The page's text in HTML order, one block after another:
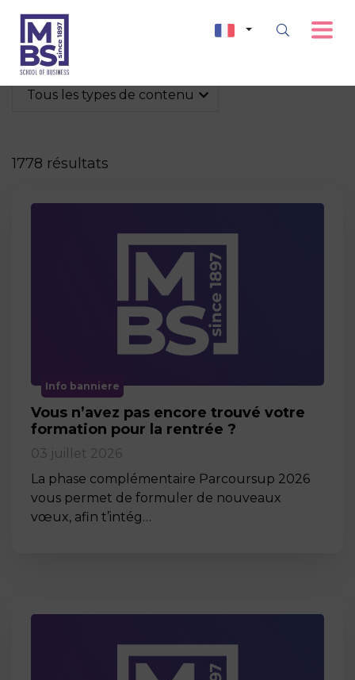
Tous les types de contenu
1778 résultats
Info banniere
Vous n’avez pas encore trouvé votre
formation pour la rentrée ?
03 juillet 2026
La phase complémentaire Parcoursup 2026
vous permet de formuler de nouveaux
vœux, afin t’intég…